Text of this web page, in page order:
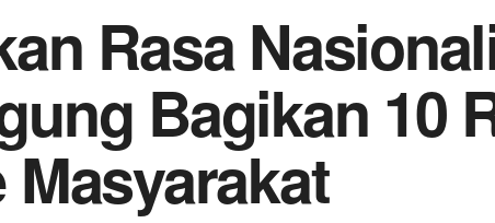
Rasa
Bagikan 10
Masyarakat